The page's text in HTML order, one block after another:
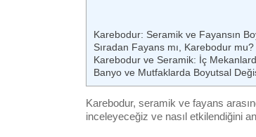
Karebodur: Seramik ve Fayansın
Sıradan Fayans mı, Karebodur
Karebodur ve Seramik: İç
Banyo ve Mutfaklarda Boyutsal
Karebodur, seramik ve fayans
inceleyeceğiz ve nasıl etkilendiğini